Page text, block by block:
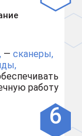
— сканеры,
работу